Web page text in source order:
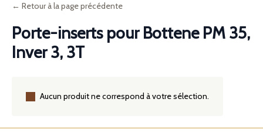
← Retour à la page précédente
Porte-inserts pour Bottene PM 35,
Inver 3, 3T
Aucun produit ne correspond à votre sélection.